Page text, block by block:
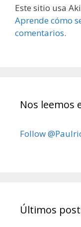
Este sitio usa
Aprende cómo
comentarios.
Nos leemos
Follow
Últimos